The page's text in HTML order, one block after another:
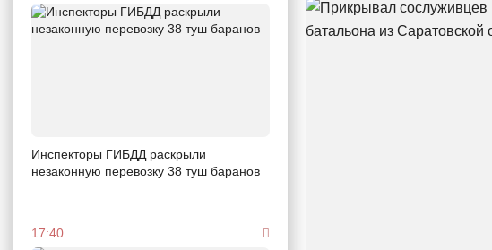
Инспекторы ГИБДД раскрыли
незаконную перевозку 38 туш баранов
17:40